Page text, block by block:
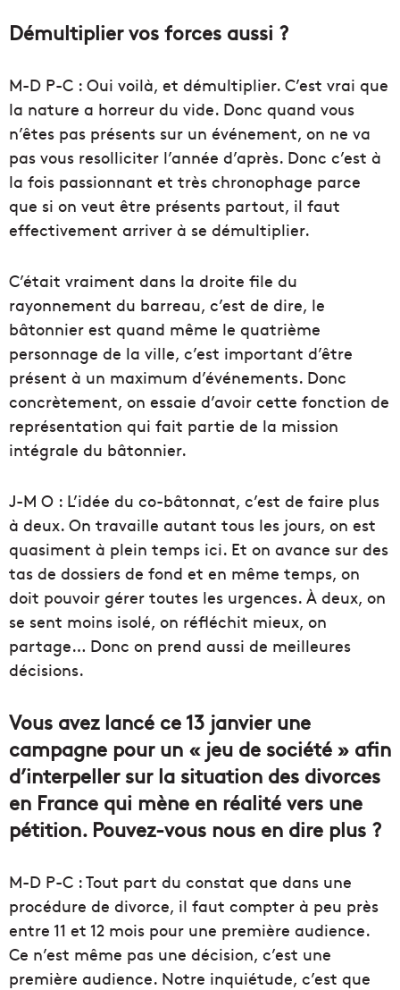
Démultiplier vos forces aussi ?
M-D P-C : Oui voilà, et démultiplier. C’est vrai que
la nature a horreur du vide. Donc quand vous
n’êtes pas présents sur un événement, on ne va
pas vous resolliciter l’année d’après. Donc c’est à
la fois passionnant et très chronophage parce
que si on veut être présents partout, il faut
effectivement arriver à se démultiplier.
C’était vraiment dans la droite file du
rayonnement du barreau, c’est de dire, le
bâtonnier est quand même le quatrième
personnage de la ville, c’est important d’être
présent à un maximum d’événements. Donc
concrètement, on essaie d’avoir cette fonction de
représentation qui fait partie de la mission
intégrale du bâtonnier.
J-M O : L’idée du co-bâtonnat, c’est de faire plus
à deux. On travaille autant tous les jours, on est
quasiment à plein temps ici. Et on avance sur des
tas de dossiers de fond et en même temps, on
doit pouvoir gérer toutes les urgences. À deux, on
se sent moins isolé, on réfléchit mieux, on
partage… Donc on prend aussi de meilleures
décisions.
Vous avez lancé ce 13 janvier une
campagne pour un « jeu de société » afin
d’interpeller sur la situation des divorces
en France qui mène en réalité vers une
pétition. Pouvez-vous nous en dire plus ?
M-D P-C : Tout part du constat que dans une
procédure de divorce, il faut compter à peu près
entre 11 et 12 mois pour une première audience.
Ce n’est même pas une décision, c’est une
première audience. Notre inquiétude, c’est que